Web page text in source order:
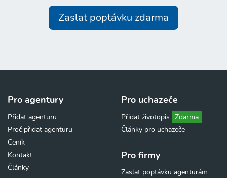
Zaslat poptávku zdarma
Pro agentury
Přidat agenturu
Proč přidat agenturu
Ceník
Kontakt
Články
Pro uchazeče
Přidat životopis Zdarma
Články pro uchazeče
Pro firmy
Zaslat poptávku agenturám